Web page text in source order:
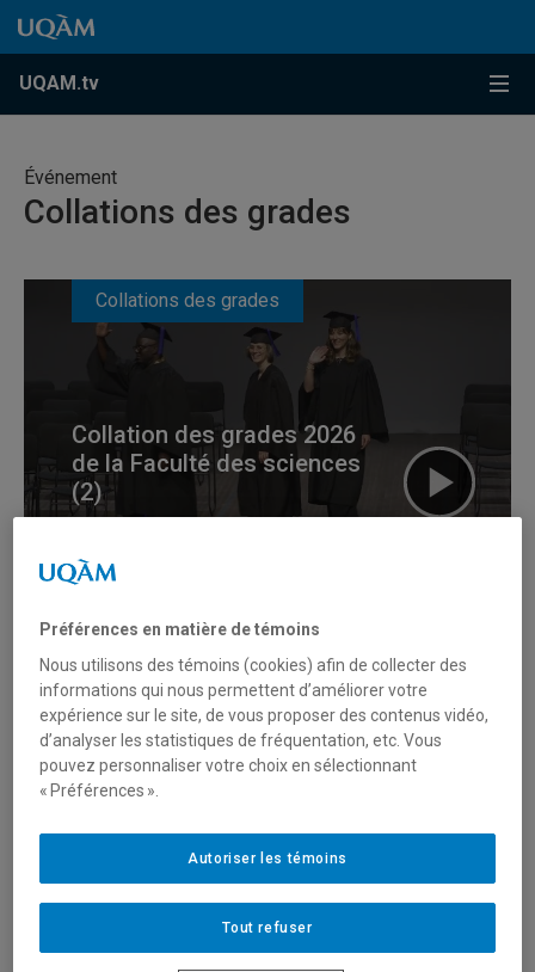
Accéder au contenu
Accéder au menu principal
Accéder à la recherche
Accéder au contenu
Accéder au menu principal
UQAM.tv
Événement
Collations des grades
Collations des grades
Collation des grades 2026
de la Faculté des sciences
(2)
Collation des grades 2026
de la Faculté des sciences
(1)
Collations des grades
Préférences en matière de témoins
Nous utilisons des témoins (cookies) afin de collecter des
informations qui nous permettent d’améliorer votre
expérience sur le site, de vous proposer des contenus vidéo,
d’analyser les statistiques de fréquentation, etc. Vous
pouvez personnaliser votre choix en sélectionnant
« Préférences ».
Tout refuser
Autoriser les témoins